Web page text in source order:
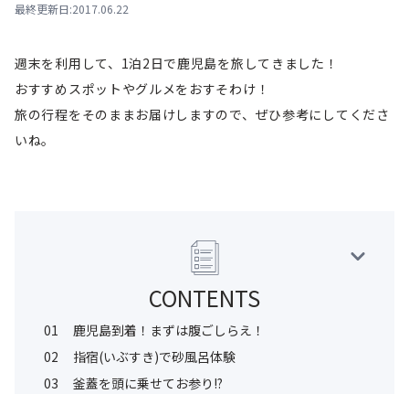
最終更新日:2017.06.22
週末を利用して、1泊2日で鹿児島を旅してきました！
おすすめスポットやグルメをおすそわけ！
旅の行程をそのままお届けしますので、ぜひ参考にしてくださ
いね。
CONTENTS
01
鹿児島到着！まずは腹ごしらえ！
02
指宿(いぶすき)で砂風呂体験
03
釜蓋を頭に乗せてお参り!?